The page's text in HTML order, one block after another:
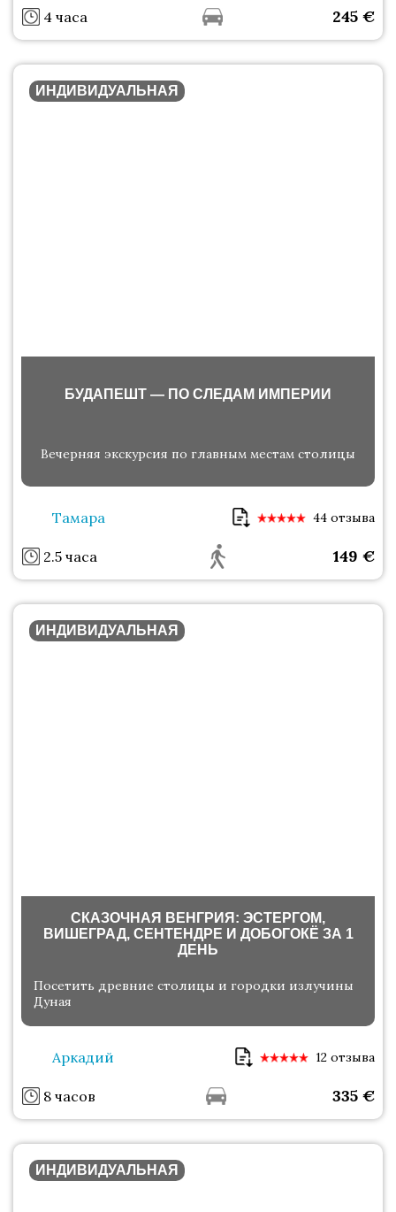
4 часа 245 €
ИНДИВИДУАЛЬНАЯ
БУДАПЕШТ — ПО СЛЕДАМ ИМПЕРИИ
Вечерняя экскурсия по главным местам столицы
Тамара 44 отзыва
2.5 часа 149 €
ИНДИВИДУАЛЬНАЯ
СКАЗОЧНАЯ ВЕНГРИЯ: ЭСТЕРГОМ,
ВИШЕГРАД, СЕНТЕНДРЕ И ДОБОГОКЁ ЗА 1
ДЕНЬ
Посетить древние столицы и городки излучины
Дуная
Аркадий 12 отзыва
8 часов 335 €
ИНДИВИДУАЛЬНАЯ